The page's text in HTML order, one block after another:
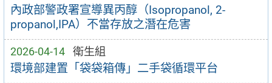
內政部警政署宣導異丙醇（Isopropanol, 2-
propanol,IPA）不當存放之潛在危害
2026-04-14 衛生組
環境部建置「袋袋箱傳」二手袋循環平台